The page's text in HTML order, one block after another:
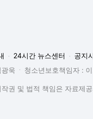
24시간 뉴스센터 공지
욱
청소년보호책임자 :
권 및 법적 책임은 자료제